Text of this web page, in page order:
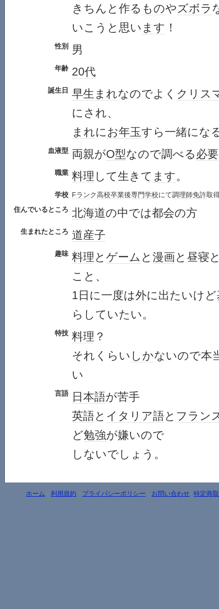
きちんと作る ものやズボラ
いこうと思い ます ！
性別 男
年齢 20代
誕生日 早生まれなのでよく クリス
にされ、
まれにお年玉すら一緒にな
血液型 両親がO型なので調べる必要
職業 料理 して生きて ます。
学校 Fランク高校卒業後専門学校にて調理師免許取
住んでいるところ 北海道の中では都会の方
生まれたところ 道産子
趣味 料理 と ゲーム と 漫画と昼寝
こと、
1日に一度は外に出たいけど
らしていたい。
特技 料理 ？
それくらい しかないので本
い
言語 日本語が苦手
英語と イタリア語と フラン
ど勉強が嫌いので
しないでしょう。
ホーム - 利用規約 - プライバシーポリシー - お問い合わせ- 特定商